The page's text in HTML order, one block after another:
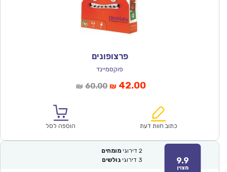
פרצופונים
פוקסמיינד
₪ 60.00המחיר
₪60.00.
₪ 42.00המחיר
הוא:
כתוב חוות דעת הוספה לסל
9.9
מצוין
2 דירוגי מומחים
3 דירוגי גולשים